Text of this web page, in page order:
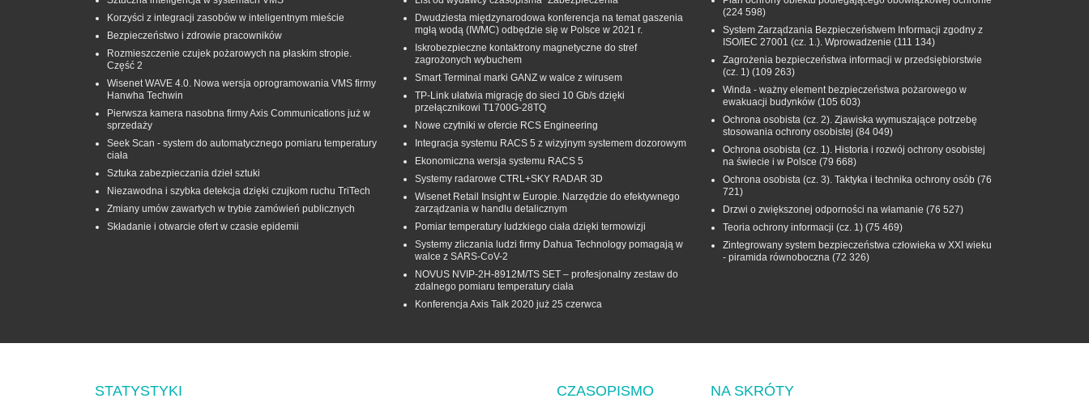
Korzyści z integracji zasobów w inteligentnym mieście
Bezpieczeństwo i zdrowie pracowników
Rozmieszczenie czujek pożarowych na płaskim stropie.
Część 2
Wisenet WAVE 4.0. Nowa wersja oprogramowania VMS firmy
Hanwha Techwin
Pierwsza kamera nasobna firmy Axis Communications już w
sprzedaży
Seek Scan - system do automatycznego pomiaru temperatury
ciała
Sztuka zabezpieczania dzieł sztuki
Niezawodna i szybka detekcja dzięki czujkom ruchu TriTech
Zmiany umów zawartych w trybie zamówień publicznych
Składanie i otwarcie ofert w czasie epidemii
Dwudziesta międzynarodowa konferencja na temat gaszenia
mgłą wodą (IWMC) odbędzie się w Polsce w 2021 r.
Iskrobezpieczne kontaktrony magnetyczne do stref
zagrożonych wybuchem
Smart Terminal marki GANZ w walce z wirusem
TP-Link ułatwia migrację do sieci 10 Gb/s dzięki
przełącznikowi T1700G‑28TQ
Nowe czytniki w ofercie RCS Engineering
Integracja systemu RACS 5 z wizyjnym systemem dozorowym
Ekonomiczna wersja systemu RACS 5
Systemy radarowe CTRL+SKY RADAR 3D
Wisenet Retail Insight w Europie. Narzędzie do efektywnego
zarządzania w handlu detalicznym
Pomiar temperatury ludzkiego ciała dzięki termowizji
Systemy zliczania ludzi firmy Dahua Technology pomagają w
walce z SARS-CoV-2
NOVUS NVIP-2H-8912M/TS SET – profesjonalny zestaw do
zdalnego pomiaru temperatury ciała
Konferencja Axis Talk 2020 już 25 czerwca
(224 598)
System Zarządzania Bezpieczeństwem Informacji zgodny z
ISO/IEC 27001 (cz. 1.). Wprowadzenie (111 134)
Zagrożenia bezpieczeństwa informacji w przedsiębiorstwie
(cz. 1) (109 263)
Winda - ważny element bezpieczeństwa pożarowego w
ewakuacji budynków (105 603)
Ochrona osobista (cz. 2). Zjawiska wymuszające potrzebę
stosowania ochrony osobistej (84 049)
Ochrona osobista (cz. 1). Historia i rozwój ochrony osobistej
na świecie i w Polsce (79 668)
Ochrona osobista (cz. 3). Taktyka i technika ochrony osób (76
721)
Drzwi o zwiększonej odporności na włamanie (76 527)
Teoria ochrony informacji (cz. 1) (75 469)
Zintegrowany system bezpieczeństwa człowieka w XXI wieku
- piramida równoboczna (72 326)
STATYSTYKI CZASOPISMO NA SKRÓTY